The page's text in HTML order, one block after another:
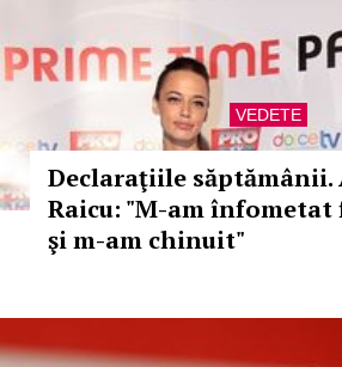
VEDETE
Declaraţiile săptămânii.
Raicu: "M-am
şi m-am chinuit"